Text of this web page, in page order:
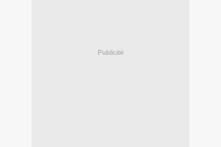
Publicité